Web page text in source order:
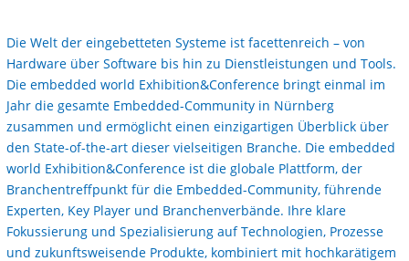
Die Welt der eingebetteten Systeme ist facettenreich – von
Hardware über Software bis hin zu Dienstleistungen und Tools.
Die embedded world Exhibition&Conference bringt einmal im
Jahr die gesamte Embedded-Community in Nürnberg
zusammen und ermöglicht einen einzigartigen Überblick über
den State-of-the-art dieser vielseitigen Branche. Die embedded
world Exhibition&Conference ist die globale Plattform, der
Branchentreffpunkt für die Embedded-Community, führende
Experten, Key Player und Branchenverbände. Ihre klare
Fokussierung und Spezialisierung auf Technologien, Prozesse
und zukunftsweisende Produkte, kombiniert mit hochkarätigem